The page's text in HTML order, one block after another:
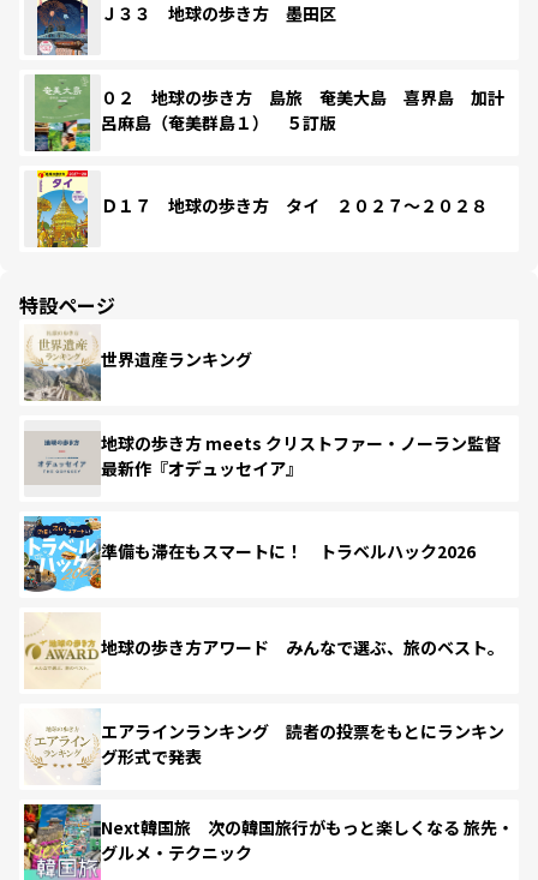
Ｊ３３ 地球の歩き方 墨田区
０２ 地球の歩き方 島旅 奄美大島 喜界島 加計
呂麻島（奄美群島１） ５訂版
Ｄ１７ 地球の歩き方 タイ ２０２７～２０２８
特設ページ
世界遺産ランキング
地球の歩き方 meets クリストファー・ノーラン監督
最新作『オデュッセイア』
準備も滞在もスマートに！ トラベルハック2026
地球の歩き方アワード みんなで選ぶ、旅のベスト。
エアラインランキング 読者の投票をもとにランキン
グ形式で発表
Next韓国旅 次の韓国旅行がもっと楽しくなる 旅先・
グルメ・テクニック